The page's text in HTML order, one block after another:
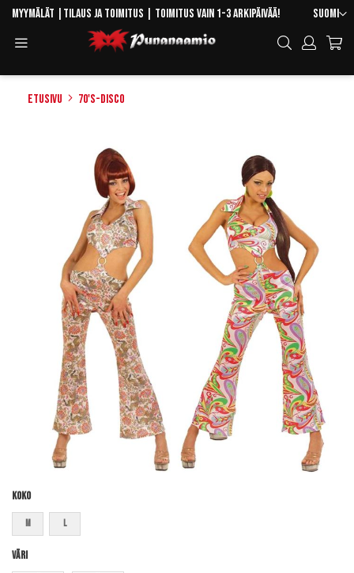
Skip
Content
Kieli
Suomi
Myymälät Tilaus ja toimitus | Toimitus vain 1-3 arkipäivää!
Hae
Etusivu 70's-disco
Koko
M L
Väri